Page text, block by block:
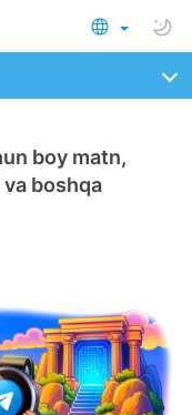
boy matn,
boshqa